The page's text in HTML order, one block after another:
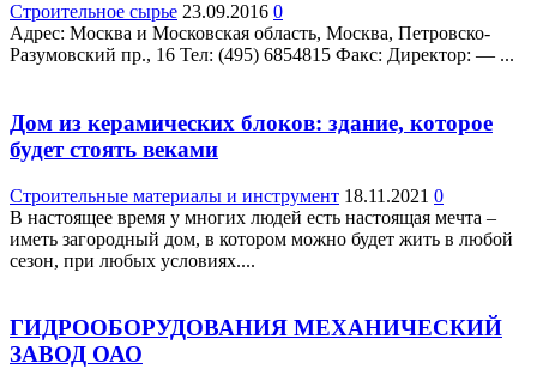
Строительное сырье 23.09.2016 0
Адрес: Москва и Московская область, Москва, Петровско-
Разумовский пр., 16 Teл: (495) 6854815 Факс: Директор: — ...
Дом из керамических блоков: здание, которое
будет стоять веками
Строительные материалы и инструмент 18.11.2021 0
В настоящее время у многих людей есть настоящая мечта –
иметь загородный дом, в котором можно будет жить в любой
сезон, при любых условиях....
ГИДРООБОРУДОВАНИЯ МЕХАНИЧЕСКИЙ
ЗАВОД ОАО